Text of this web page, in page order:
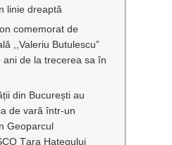
linie dreaptă
comemorat de
,,Valeriu Butulescu”
ani de la trecerea sa în
din București au
de vară într-un
Geoparcul
Țara Hațegului